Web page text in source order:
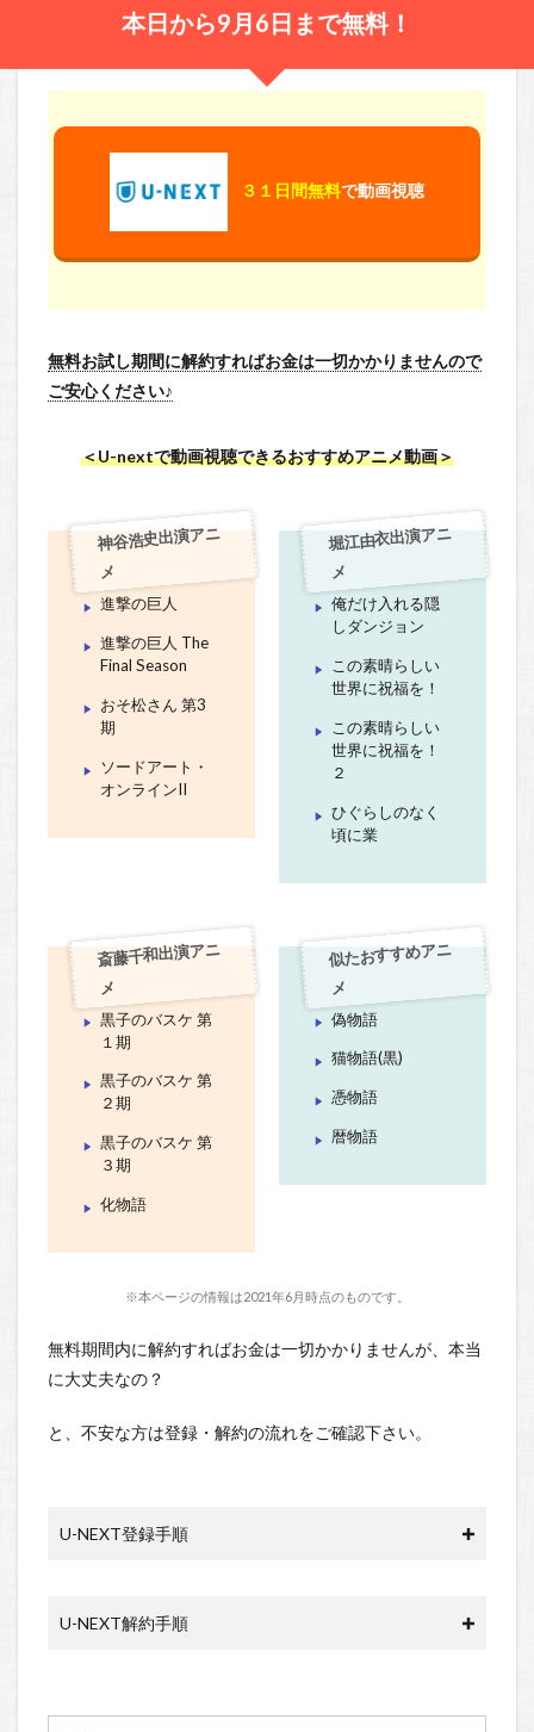
本日から9月6日まで無料！
３１日間無料で動画視聴
無料お試し期間に解約すればお金は一切かかりませんので
ご安心ください♪
＜U-nextで動画視聴できるおすすめアニメ動画＞
神谷浩史出演アニ
メ
進撃の巨人
進撃の巨人 The
Final Season
おそ松さん 第3
期
ソードアート・
オンラインII
堀江由衣出演アニ
メ
俺だけ入れる隠
しダンジョン
この素晴らしい
世界に祝福を！
この素晴らしい
世界に祝福を！
２
ひぐらしのなく
頃に業
斎藤千和出演アニ
メ
黒子のバスケ 第
１期
黒子のバスケ 第
２期
黒子のバスケ 第
３期
化物語
似たおすすめアニ
メ
偽物語
猫物語(黒)
憑物語
暦物語
※本ページの情報は2021年6月時点のものです。
無料期間内に解約すればお金は一切かかりませんが、本当
に大丈夫なの？
と、不安な方は登録・解約の流れをご確認下さい。
U-NEXT登録手順
U-NEXT解約手順